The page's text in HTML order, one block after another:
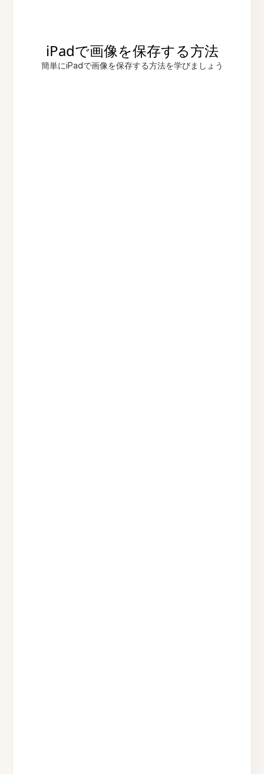
iPadで画像を保存する方法
簡単にiPadで画像を保存する方法を学びましょう